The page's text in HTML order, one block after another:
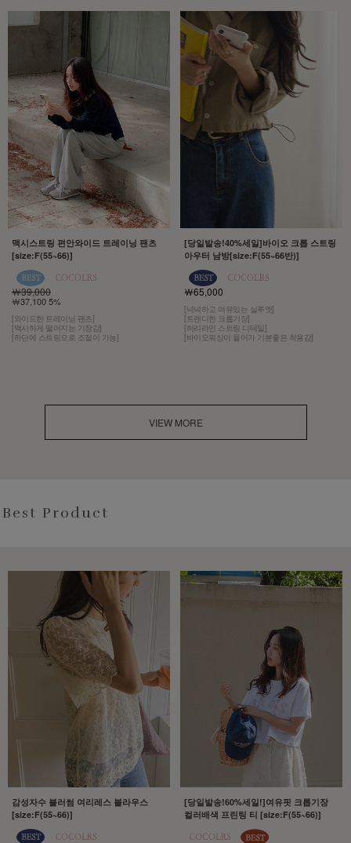
맥시스트링 편안와이드 트레이닝 팬츠
[size:F(55~66)]
￦39,000
￦37,100 5%
[와이드한 트레이닝 팬츠]
[맥시하게 떨어지는 기장감]
[하단에 스트링으로 조절이 가능]
[당일발송!40%세일]바이오 크롭 스트링
아우터 남방[size:F(55~66반)]
￦65,000
[넉넉하고 여유있는 실루엣]
[트렌디한 크롭기장]
[허리라인 스트링 디테일]
[바이오워싱이 들어가 기분좋은 착용감]
VIEW MORE
Best Product
감성자수 블러썸 여리레스 블라우스
[size:F(55~66)]
[당일발송!60%세일!]여유핏 크롭기장
컬러배색 프린팅 티 [size:F(55~66)]